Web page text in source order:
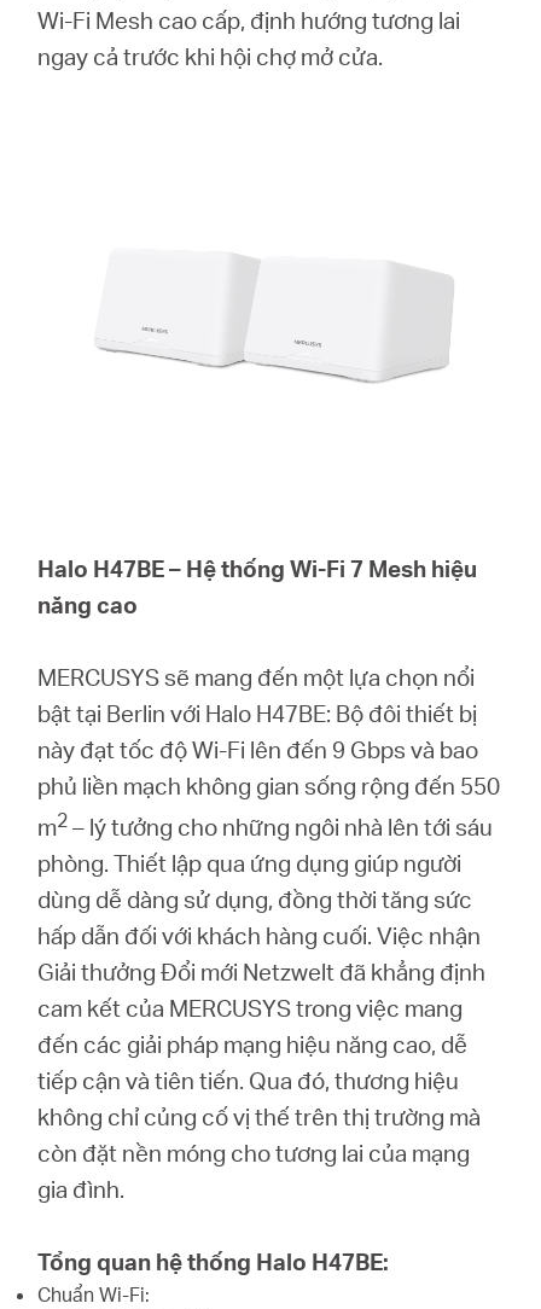
Wi-Fi Mesh cao cấp, định hướng tương lai
ngay cả trước khi hội chợ mở cửa.
Halo H47BE – Hệ thống Wi-Fi 7 Mesh hiệu
năng cao
MERCUSYS sẽ mang đến một lựa chọn nổi
bật tại Berlin với Halo H47BE: Bộ đôi thiết bị
này đạt tốc độ Wi-Fi lên đến 9 Gbps và bao
phủ liền mạch không gian sống rộng đến 550
m2– lý tưởng cho những ngôi nhà lên tới sáu
phòng. Thiết lập qua ứng dụng giúp người
dùng dễ dàng sử dụng, đồng thời tăng sức
hấp dẫn đối với khách hàng cuối. Việc nhận
Giải thưởng Đổi mới Netzwelt đã khẳng định
cam kết của MERCUSYS trong việc mang
đến các giải pháp mạng hiệu năng cao, dễ
tiếp cận và tiên tiến. Qua đó, thương hiệu
không chỉ củng cố vị thế trên thị trường mà
còn đặt nền móng cho tương lai của mạng
gia đình.
Tổng quan hệ thống Halo H47BE:
Chuẩn Wi-Fi: